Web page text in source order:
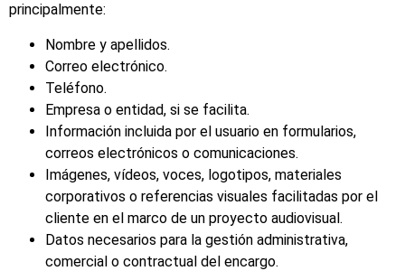
principalmente:
Nombre y apellidos.
Correo electrónico.
Teléfono.
Empresa o entidad, si se facilita.
Información incluida por el usuario en formularios,
correos electrónicos o comunicaciones.
Imágenes, vídeos, voces, logotipos, materiales
corporativos o referencias visuales facilitadas por el
cliente en el marco de un proyecto audiovisual.
Datos necesarios para la gestión administrativa,
comercial o contractual del encargo.